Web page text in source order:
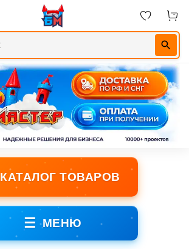
КАТАЛОГ ТОВАРОВ
☰ МЕНЮ